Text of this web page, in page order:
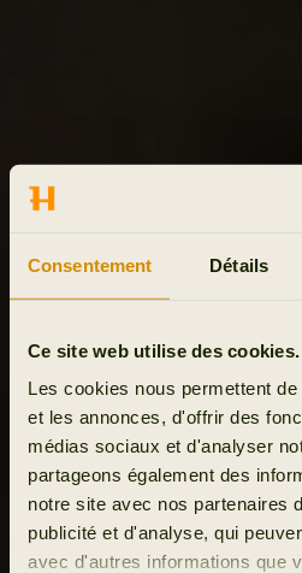
Consentement Détails
Ce site web utilise des cookies.
Les cookies nous permettent
et les annonces, d'offrir des
médias sociaux et d'analyser
partageons également des
notre site avec nos partenaires
publicité et d'analyse, qui
avec d'autres informations que